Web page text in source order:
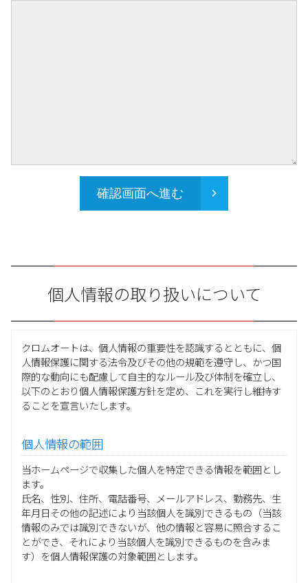
確認画面へ進む
個人情報の取り扱いについて
クロムオートは、個人情報の重要性を認識するとともに、個
人情報保護に関する法令及びその他の規範を遵守し、かつ国
際的な動向にも配慮して自主的なルール及び体制を確立し、
以下のとおり個人情報保護方針を定め、これを実行し維持す
ることを宣言いたします。
個人情報の範囲
当ホームページで収集した個人を特定できる情報を範囲とし
ます。
氏名、性別、住所、電話番号、メールアドレス、勤務先、生
年月日その他の記述により当該個人を識別できるもの（当該
情報のみでは識別できないが、他の情報と容易に照合するこ
とができ、それにより当該個人を識別できるものを含みま
す）を個人情報保護の対象範囲とします。